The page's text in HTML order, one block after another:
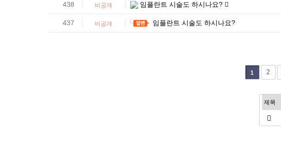
438 비공개 임플란트 시술도 하시나요?
437 비공개 임플란트 시술도 하시나요?
1 2